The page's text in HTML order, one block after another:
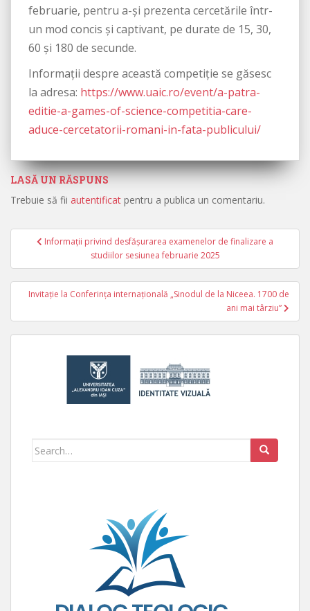
februarie, pentru a-și prezenta cercetările într-
un mod concis și captivant, pe durate de 15, 30,
60 și 180 de secunde.
Informații despre această competiție se găsesc
la adresa: https://www.uaic.ro/event/a-patra-
editie-a-games-of-science-competitia-care-
aduce-cercetatorii-romani-in-fata-publicului/
LASĂ UN RĂSPUNS
Trebuie să fii autentificat pentru a publica un comentariu.
Navigare în articole
Informații privind desfășurarea examenelor de finalizare a
studiilor sesiunea februarie 2025
Invitație la Conferința internațională „Sinodul de la Niceea. 1700 de
ani mai târziu”
Search for: